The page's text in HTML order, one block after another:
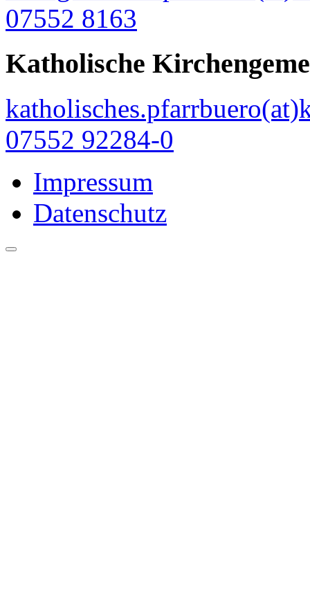
07552 8163
Katholische
07552 92284-0
Impressum
Datenschutz